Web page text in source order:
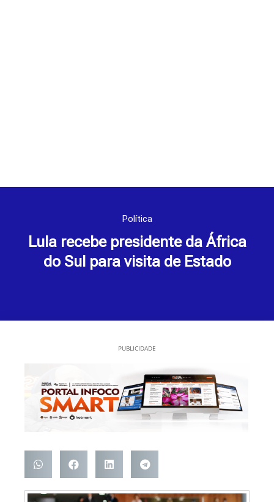
Política
Lula recebe presidente da África
do Sul para visita de Estado
PUBLICIDADE